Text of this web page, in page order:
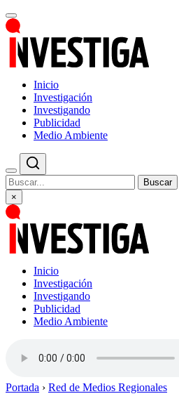
Inicio
Investigación
Investigando
Publicidad
Medio Ambiente
Buscar
×
Inicio
Investigación
Investigando
Publicidad
Medio Ambiente
Portada › Red de Medios Regionales